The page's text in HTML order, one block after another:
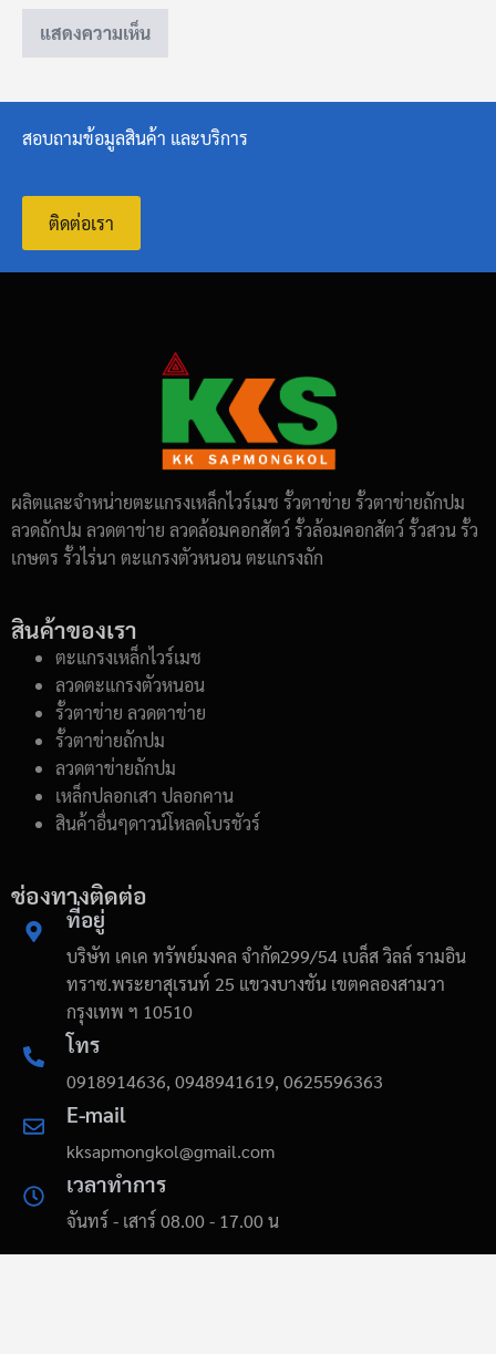
สอบถามข้อมูลสินค้า และบริการ
ติดต่อเรา
ผลิตและจำหน่ายตะแกรงเหล็กไวร์เมช รั้วตาข่าย รั้วตาข่ายถักปม
ลวดถักปม ลวดตาข่าย ลวดล้อมคอกสัตว์ รั้วล้อมคอกสัตว์ รั้วสวน รั้ว
เกษตร รั้วไร่นา ตะแกรงตัวหนอน ตะแกรงถัก
สินค้าของเรา
ตะแกรงเหล็กไวร์เมช
ลวดตะแกรงตัวหนอน
รั้วตาข่าย ลวดตาข่าย
รั้วตาข่ายถักปม
ลวดตาข่ายถักปม
เหล็กปลอกเสา ปลอกคาน
สินค้าอื่นๆดาวน์โหลดโบรชัวร์
ช่องทางติดต่อ
ที่อยู่
บริษัท เคเค ทรัพย์มงคล จำกัด299/54 เบล็ส วิลล์ รามอิน
ทราซ.พระยาสุเรนท์ 25 แขวงบางชัน เขตคลองสามวา
กรุงเทพ ฯ 10510
โทร
0918914636, 0948941619, 0625596363
E-mail
kksapmongkol@gmail.com
เวลาทำการ
จันทร์ - เสาร์ 08.00 - 17.00 น